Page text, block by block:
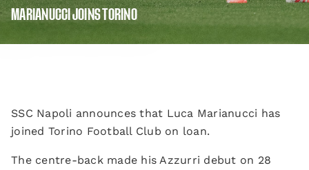
MARIANUCCI JOINS TORINO
SSC Napoli announces that Luca Marianucci has
joined Torino Football Club on loan.
The centre-back made his Azzurri debut on 28